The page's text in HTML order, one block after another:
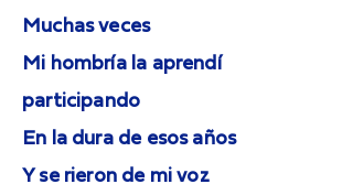
Muchas veces
Mi hombría la aprendí
participando
En la dura de esos años
Y se rieron de mi voz